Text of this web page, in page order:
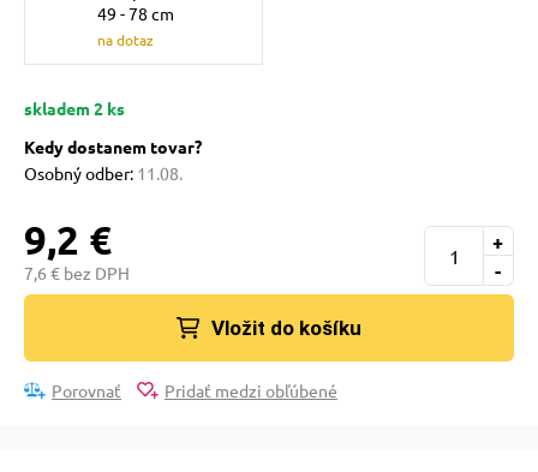
podložky
poukazy
49 - 78 cm
na dotaz
skladem 2 ks
Kedy dostanem tovar?
Osobný odber: 11.08.
9,2 €
7,6 € bez DPH -
+
Vložit do košíku
Porovnať Pridať medzi obľúbené